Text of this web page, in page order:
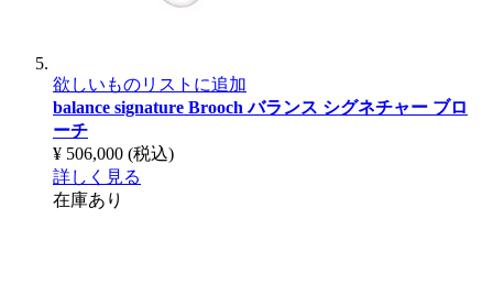
欲しいものリストに追加
balance signature Broochバランス シグネチャー ブロ
ーチ
¥ 506,000 (税込)
詳しく見る
在庫あり